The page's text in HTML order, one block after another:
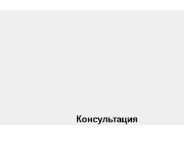
Консультация